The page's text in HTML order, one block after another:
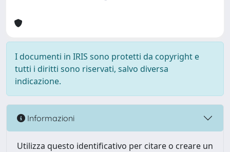
I documenti in IRIS sono protetti da copyright e
tutti i diritti sono riservati, salvo diversa
indicazione.
Informazioni
Utilizza questo identificativo per citare o creare un